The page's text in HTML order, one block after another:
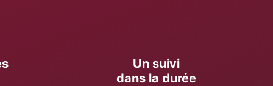
Un suivi
dans la durée